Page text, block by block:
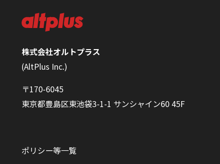
株式会社オルトプラス
(AltPlus Inc.)
〒170-6045
東京都豊島区東池袋3-1-1 サンシャイン60 45F
ポリシー等一覧